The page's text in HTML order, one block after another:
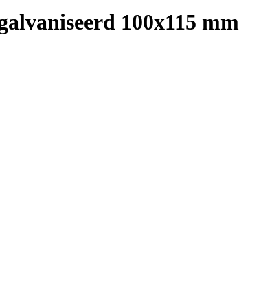
100x115 mm